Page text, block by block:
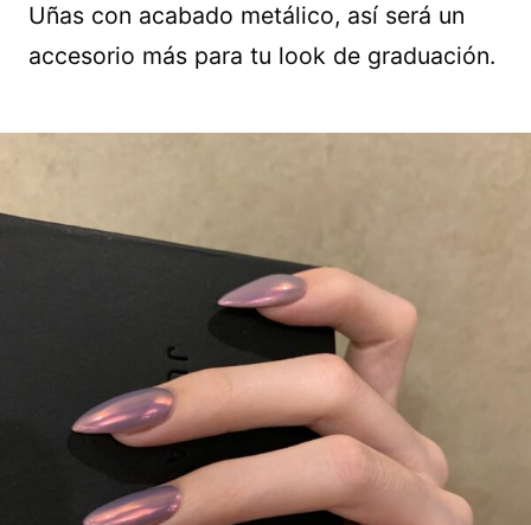
Uñas con acabado metálico, así será un
accesorio más para tu look de graduación.